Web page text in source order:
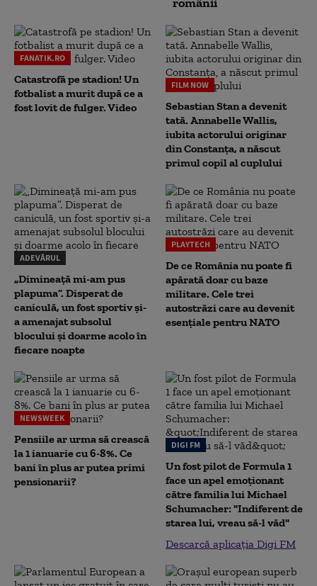
FANATIK.RO
Catastrofă pe stadion! Un
fotbalist a murit după ce a
fost lovit de fulger. Video
FILM NOW
Sebastian Stan a devenit
tată. Annabelle Wallis,
iubita actorului originar
din Constanța, a născut
primul copil al cuplului
ADEVĂRUL
„Dimineață mi-am pus
plapuma”. Disperat de
caniculă, un fost sportiv și-
a amenajat subsolul
blocului și doarme acolo în
fiecare noapte
PLAYTECH
De ce România nu poate fi
apărată doar cu baze
militare. Cele trei
autostrăzi care au devenit
esențiale pentru NATO
NEWSWEEK
Pensiile ar urma să crească
la 1 ianuarie cu 6-8%. Ce
bani în plus ar putea primi
pensionarii?
DIGI FM
Un fost pilot de Formula 1
face un apel emoționant
către familia lui Michael
Schumacher: "Indiferent de
starea lui, vreau să-l văd"
Descarcă aplicația Digi FM